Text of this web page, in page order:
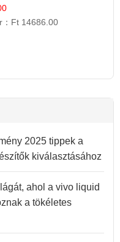
Íz
Ft 14686.00
2025 tippek a
kiválasztásához
ahol a vivo liquid
a tökéletes